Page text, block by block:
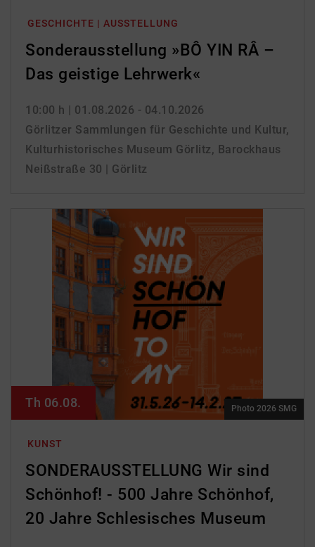
GESCHICHTE | AUSSTELLUNG
Sonderausstellung »BÔ YIN RÂ –
Das geistige Lehrwerk«
10:00 h | 01.08.2026 - 04.10.2026
Görlitzer Sammlungen für Geschichte und Kultur,
Kulturhistorisches Museum Görlitz, Barockhaus
Neißstraße 30 | Görlitz
KUNST
SONDERAUSSTELLUNG Wir sind
Schönhof! - 500 Jahre Schönhof,
20 Jahre Schlesisches Museum
Th 06.08. Photo 2026 SMG